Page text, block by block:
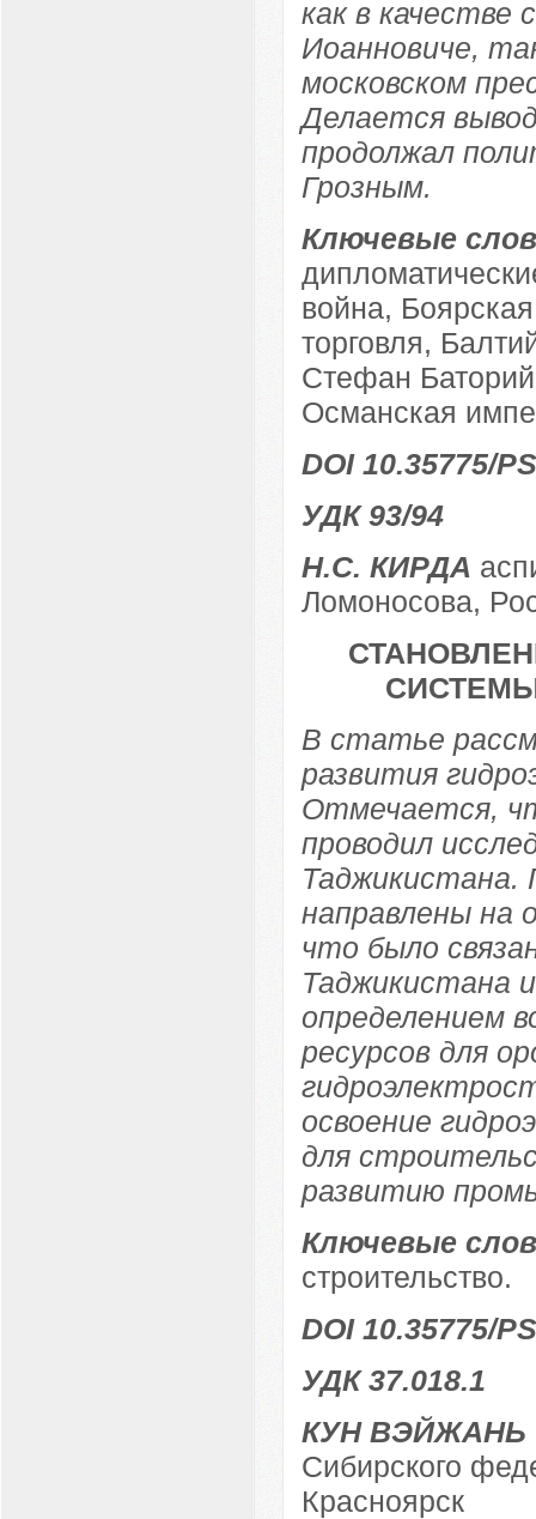
как в качестве
Иоанновиче,
московском
Делается
продолжал
Грозным.
Ключевые
война,
торговля,
Стефан
Османская
DOI 10.35775/
УДК 93/94
Н.С. КИРДА
Ломоносова,
СИСТЕМЫ
В статье
развития
Отмечается,
проводил
Таджикистана.
направлены на
что было
Таджикистана
определением
ресурсов для
освоение
для
развитию
Ключевые
строительство.
DOI 10.35775/
УДК 37.018.1
КУН ВЭЙЖАНЬ
Сибирского
Красноярск